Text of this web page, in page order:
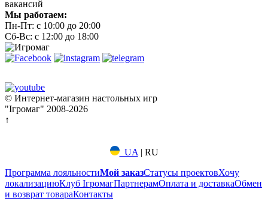
вакансий
Мы работаем:
Пн-Пт: с 10:00 до 20:00
Сб-Вс: с 12:00 до 18:00
© Интернет-магазин настольных игр
"Ігромаг" 2008-2026
↑
UA| RU
Программа лояльностиМой заказСтатусы проектовХочу
локализациюКлуб ІгромагПартнерамОплата и доставкаОбмен
и возврат товараКонтакты